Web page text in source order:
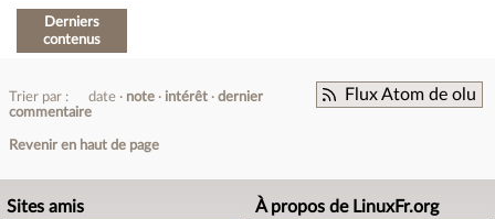
Derniers
contenus
Flux Atom de olu
Trier par : date note intérêt
dernier
commentaire
Revenir en haut de page
Sites amis À propos de LinuxFr.org